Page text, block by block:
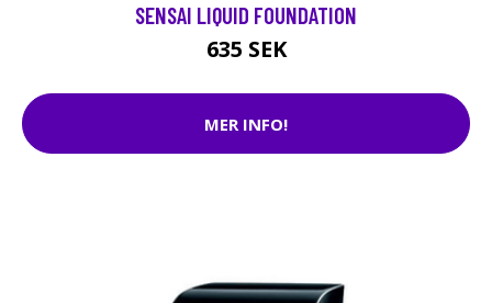
SENSAI LIQUID FOUNDATION
635 SEK
MER INFO!